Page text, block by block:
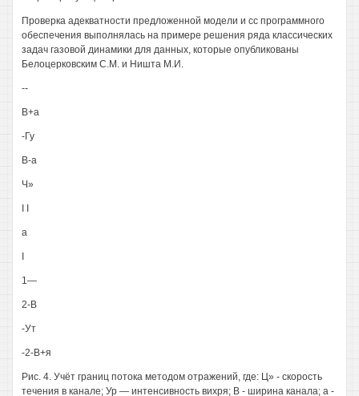
Проверка адекватности предложенной модели и сс программного
обеспечения выполнялась на примере решения ряда классических
задач газовой динамики для данных, которые опубликованы
Белоцерковским С.М. и Ништа М.И.
--
В+а
-Гу
В-а
Ч»
а
1—
2-В
-Ут
-2-В+я
Рис. 4. Учёт границ потока методом отражений, где: Ц» - скорость
течения в канале; Ур — интенсивность вихря; В - ширина канала; а -